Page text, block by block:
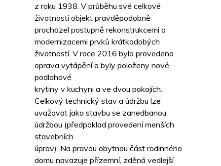
z roku 1938. V průběhu své celkové
životnosti objekt pravděpodobně
procházel postupně rekonstrukcemi a
modernizacemi prvků krátkodobých
životností. V roce 2016 bylo provedena
oprava vytápění a byly položeny nové
podlahové
krytiny v kuchyni a ve dvou pokojích.
Celkový technický stav a údržbu lze
uvažovat jako stavbu se zanedbanou
údržbou (předpoklad provedení menších
stavebních
úprav). Na pravou obytnou část rodinného
domu navazuje přízemní, zděná vedlejší